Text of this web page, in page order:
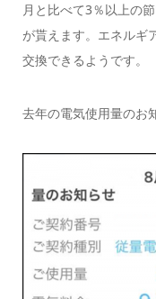
月と比べて3％以上の
が貰えます。エネルギ
交換できるようです。
去年の電気使用量のお